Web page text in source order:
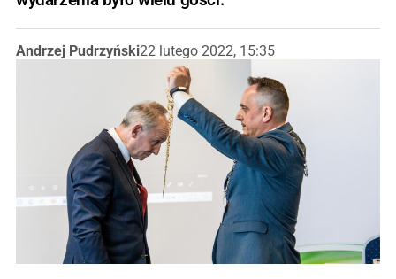
Andrzej Pudrzyński22 lutego 2022, 15:35